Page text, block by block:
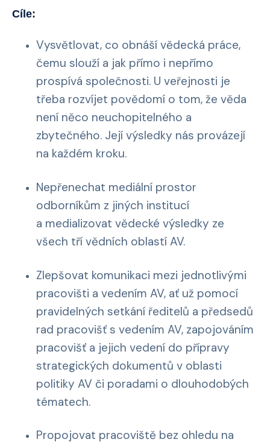
Cíle:
Vysvětlovat, co obnáší vědecká práce,
čemu slouží a jak přímo i nepřímo
prospívá společnosti. U veřejnosti je
třeba rozvíjet povědomí o tom, že věda
není něco neuchopitelného a
zbytečného. Její výsledky nás provázejí
na každém kroku.
Nepřenechat mediální prostor
odborníkům z jiných institucí
a medializovat vědecké výsledky ze
všech tří vědních oblastí AV.
Zlepšovat komunikaci mezi jednotlivými
pracovišti a vedením AV, ať už pomocí
pravidelných setkání ředitelů a předsedů
rad pracovišť s vedením AV, zapojováním
pracovišť a jejich vedení do přípravy
strategických dokumentů v oblasti
politiky AV či poradami o dlouhodobých
tématech.
Propojovat pracoviště bez ohledu na